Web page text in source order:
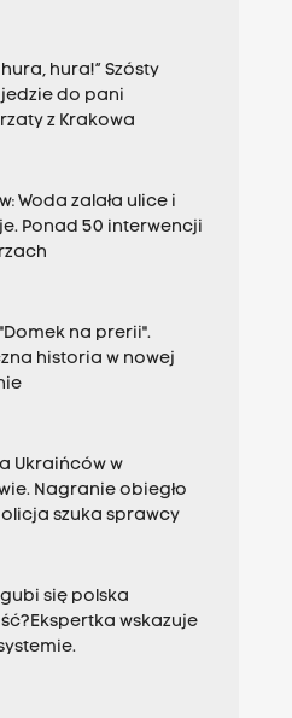
hura, hura!” Szósty
do pani
z Krakowa
Woda zalała ulice i
Ponad 50 interwencji
na prerii".
historia w nowej
Ukraińców w
Nagranie obiegło
szuka sprawcy
się polska
wskazuje